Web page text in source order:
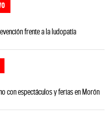
frente a la ludopatía
con espectáculos y ferias en Morón